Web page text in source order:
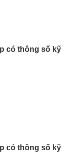
có thông số kỹ
có thông số kỹ